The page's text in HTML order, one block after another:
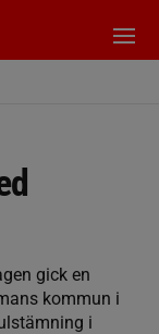
gick en
kommun i
i